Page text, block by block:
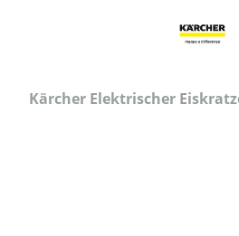
Kärcher Elektrischer